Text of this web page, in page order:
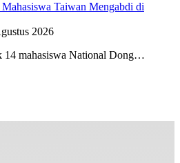
Taiwan Mengabdi di
2026
14 mahasiswa National Dong…